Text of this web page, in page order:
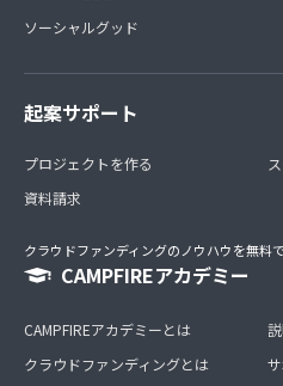
ソーシャルグッド
起案サポート
プロジェクトを作る
資料請求
クラウドファンディングのノウハウを無料
CAMPFIREアカデミー
CAMPFIREアカデミーとは
クラウドファンディングとは